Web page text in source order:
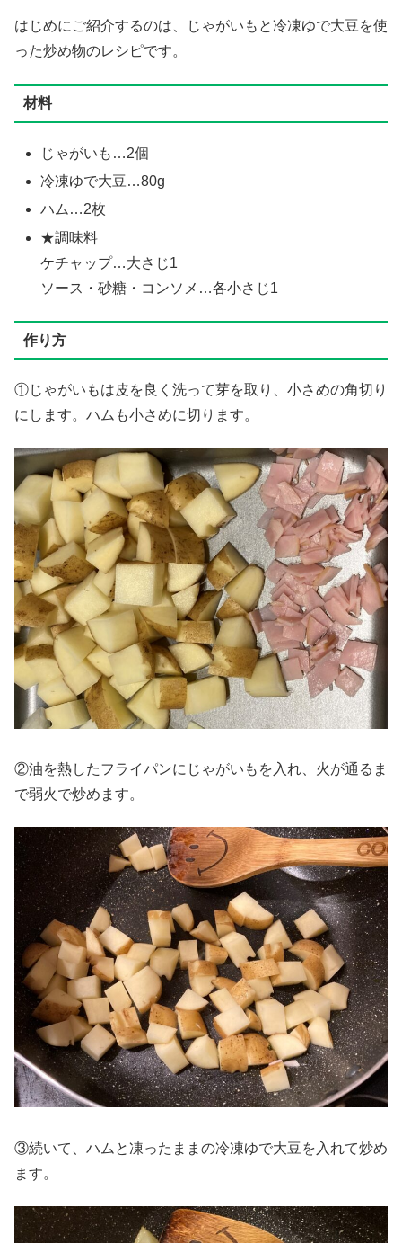
はじめにご紹介するのは、じゃがいもと冷凍ゆで大豆を使
った炒め物のレシピです。
材料
じゃがいも…2個
冷凍ゆで大豆…80g
ハム…2枚
★調味料
ケチャップ…大さじ1
ソース・砂糖・コンソメ…各小さじ1
作り方
①じゃがいもは皮を良く洗って芽を取り、小さめの角切り
にします。ハムも小さめに切ります。
②油を熱したフライパンにじゃがいもを入れ、火が通るま
で弱火で炒めます。
③続いて、ハムと凍ったままの冷凍ゆで大豆を入れて炒め
ます。